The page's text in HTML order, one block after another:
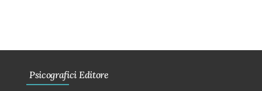
Psicografici Editore